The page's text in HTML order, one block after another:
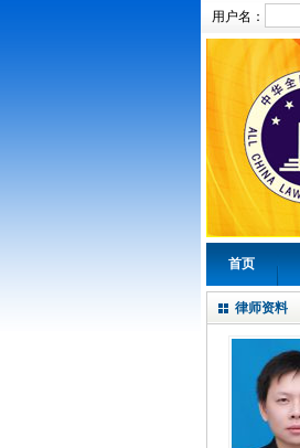
用户名：
首页
律师资料